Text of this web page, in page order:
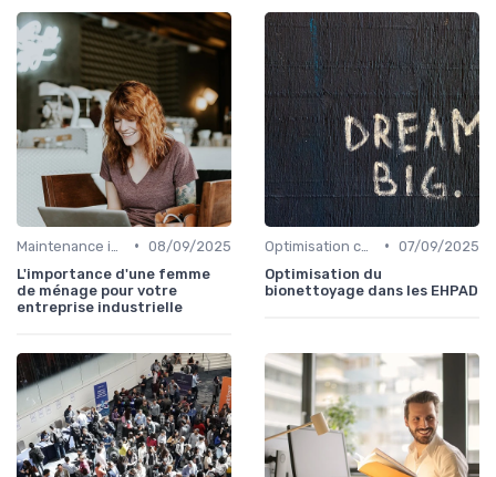
• 08/09/2025
L'importance d'une femme
de ménage pour votre
entreprise industrielle
• 07/09/2025
Optimisation du
bionettoyage dans les EHPAD